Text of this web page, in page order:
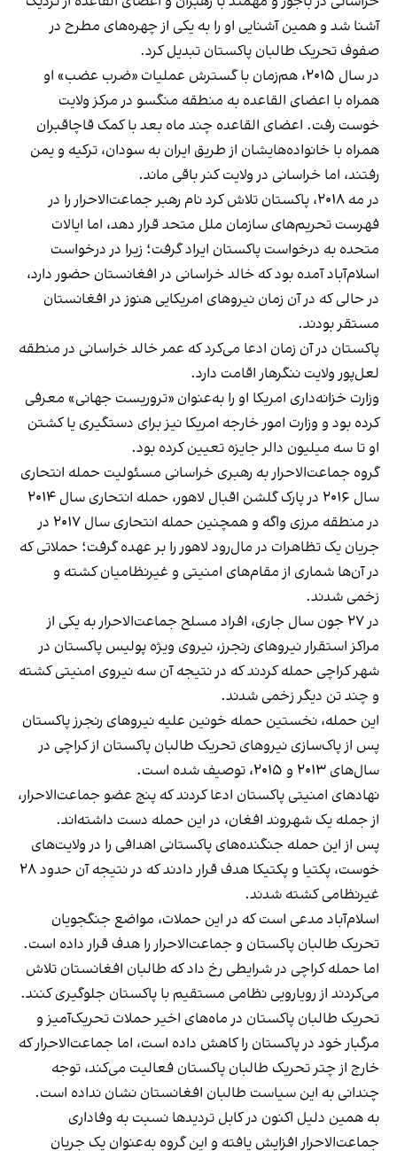
آشنا شد و همین آشنایی او را به یکی از چهره‌های مطرح در
صفوف تحریک طالبان پاکستان تبدیل کرد.
در سال ۲۰۱۵، هم‌زمان با گسترش عملیات «ضرب عضب» او
همراه با اعضای القاعده به منطقه منگسو در مرکز ولایت
خوست رفت. اعضای القاعده چند ماه بعد با کمک قاچاقبران
همراه با خانواده‌هایشان از طریق ایران به سودان، ترکیه و یمن
رفتند، اما خراسانی در ولایت کنر باقی ماند.
در مه ۲۰۱۸، پاکستان تلاش کرد نام رهبر جماعت‌الاحرار را در
فهرست تحریم‌های سازمان ملل متحد قرار دهد، اما ایالات
متحده به درخواست پاکستان ایراد گرفت؛ زیرا در درخواست
اسلام‌آباد آمده بود که خالد خراسانی در افغانستان حضور دارد،
در حالی که در آن زمان نیروهای امریکایی هنوز در افغانستان
مستقر بودند.
پاکستان در آن زمان ادعا می‌کرد که عمر خالد خراسانی در منطقه
لعل‌پور ولایت ننگرهار اقامت دارد.
وزارت خزانه‌داری امریکا او را به‌عنوان «تروریست جهانی» معرفی
کرده بود و وزارت امور خارجه امریکا نیز برای دستگیری یا کشتن
او تا سه میلیون دالر جایزه تعیین کرده بود.
گروه جماعت‌الاحرار به رهبری خراسانی مسئولیت حمله انتحاری
سال ۲۰۱۶ در پارک گلشن اقبال لاهور، حمله انتحاری سال ۲۰۱۴
در منطقه مرزی واگه و همچنین حمله انتحاری سال ۲۰۱۷ در
جریان یک تظاهرات در مال‌رود لاهور را بر عهده گرفت؛ حملاتی که
در آن‌ها شماری از مقام‌های امنیتی و غیرنظامیان کشته و
زخمی شدند.
در ۲۷ جون سال جاری، افراد مسلح جماعت‌الاحرار به یکی از
مراکز استقرار نیروهای رنجرز، نیروی ویژه پولیس پاکستان در
شهر کراچی حمله کردند که در نتیجه آن سه نیروی امنیتی کشته
و چند تن دیگر زخمی شدند.
این حمله، نخستین حمله خونین علیه نیروهای رنجرز پاکستان
پس از پاک‌سازی نیروهای تحریک طالبان پاکستان از کراچی در
سال‌های ۲۰۱۳ و ۲۰۱۵، توصیف شده است.
نهادهای امنیتی پاکستان ادعا کردند که پنج عضو جماعت‌الاحرار،
از جمله یک شهروند افغان، در این حمله دست داشته‌اند.
پس از این حمله جنگنده‌های پاکستانی اهدافی را در ولایت‌های
خوست، پکتیا و پکتیکا هدف قرار دادند که در نتیجه آن حدود ۲۸
غیرنظامی کشته شدند.
اسلام‌آباد مدعی است که در این حملات، مواضع جنگجویان
تحریک طالبان پاکستان و جماعت‌الاحرار را هدف قرار داده است.
اما حمله کراچی در شرایطی رخ داد که طالبان افغانستان تلاش
می‌کردند از رویارویی نظامی مستقیم با پاکستان جلوگیری کنند.
تحریک طالبان پاکستان در ماه‌های اخیر حملات تحریک‌آمیز و
مرگبار خود در پاکستان را کاهش داده است، اما جماعت‌الاحرار که
خارج از چتر تحریک طالبان پاکستان فعالیت می‌کند، توجه
چندانی به این سیاست طالبان افغانستان نشان نداده است.
به همین دلیل اکنون در کابل تردیدها نسبت به وفاداری
جماعت‌الاحرار افزایش یافته و این گروه به‌عنوان یک جریان